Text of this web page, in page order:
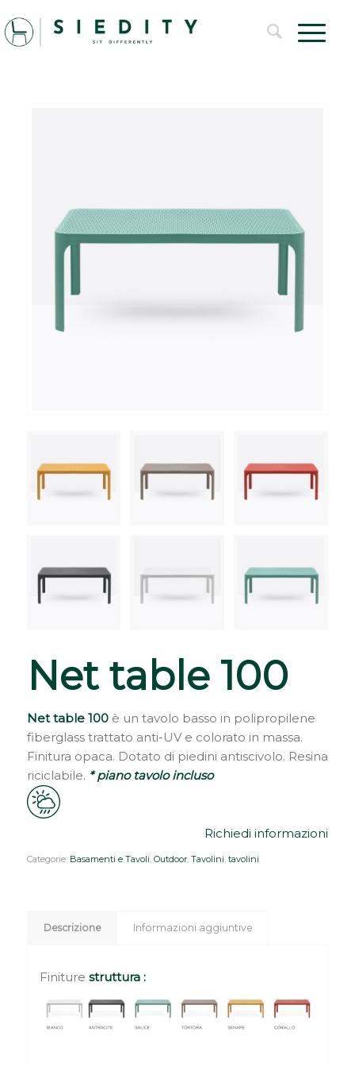
Net table 100
Net table 100è un tavolo basso in polipropilene
fiberglass trattato anti-UV e colorato in massa.
Finitura opaca. Dotato di piedini antiscivolo. Resina
riciclabile. * piano tavolo incluso
Richiedi informazioni
Categorie: Basamenti e Tavoli, Outdoor, Tavolini, tavolini
Descrizione Informazioni aggiuntive
Finiture struttura :